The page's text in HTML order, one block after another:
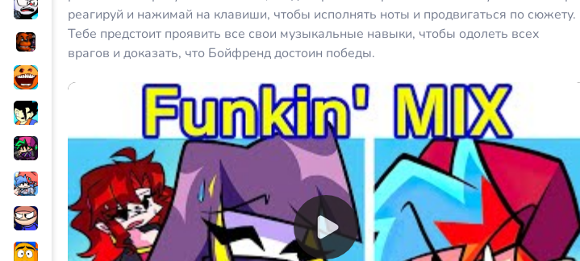
реагируй и нажимай на клавиши, чтобы исполнять ноты и продвигаться по сюжету.
Тебе предстоит проявить все свои музыкальные навыки, чтобы одолеть всех
врагов и доказать, что Бойфренд достоин победы.